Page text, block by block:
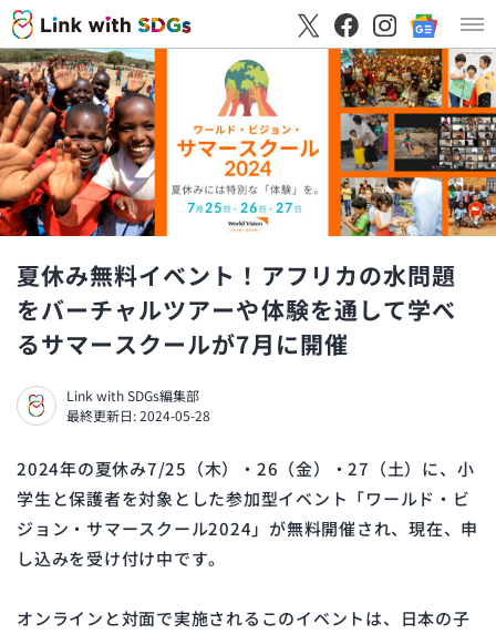
夏休み無料イベント！アフリカの水問題
をバーチャルツアーや体験を通して学べ
るサマースクールが7月に開催
Link with SDGs編集部
最終更新日: 2024-05-28
2024年の夏休み7/25（木）・26（金）・27（土）に、小
学生と保護者を対象とした参加型イベント「ワールド・ビ
ジョン・サマースクール2024」が無料開催され、現在、申
し込みを受け付け中です。
オンラインと対面で実施されるこのイベントは、日本の子